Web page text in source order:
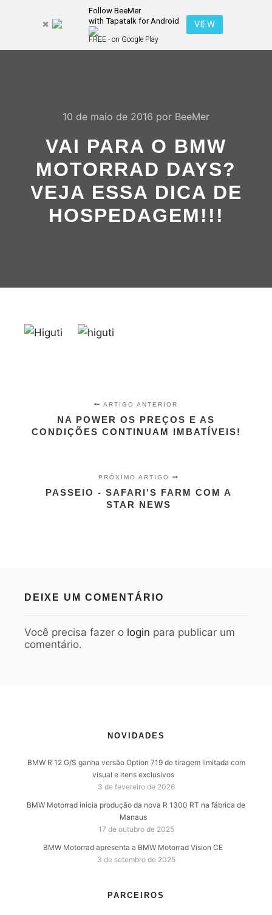
Follow BeeMer
with Tapatalk for Android
FREE - on Google Play
VIEW
10 de maio de 2016 por BeeMer
VAI PARA O BMW
MOTORRAD DAYS?
VEJA ESSA DICA DE
HOSPEDAGEM!!!
ARTIGO ANTERIOR
NA POWER OS PREÇOS E AS
CONDIÇÕES CONTINUAM IMBATÍVEIS!
PRÓXIMO ARTIGO
PASSEIO - SAFARI'S FARM COM A
STAR NEWS
DEIXE UM COMENTÁRIO
Você precisa fazer o login para publicar um
comentário.
NOVIDADES
BMW R 12 G/S ganha versão Option 719 de tiragem limitada com
visual e itens exclusivos
3 de fevereiro de 2026
BMW Motorrad inicia produção da nova R 1300 RT na fábrica de
Manaus
17 de outubro de 2025
BMW Motorrad apresenta a BMW Motorrad Vision CE
3 de setembro de 2025
PARCEIROS